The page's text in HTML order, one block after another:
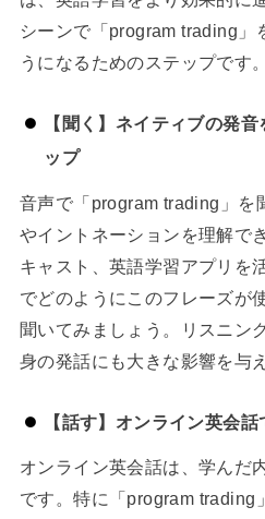
シーンで「program trading」
うになるためのステップです。
【聞く】ネイティブの発
ップ
音声で「program trading」を
やイントネーションを理解で
キャスト、英語学習アプリを
でどのようにこのフレーズが
聞いてみましょう。リスニン
身の発話にも大きな影響を与
【話す】オンライン英会
オンライン英会話は、学んだ
です。特に「program trading